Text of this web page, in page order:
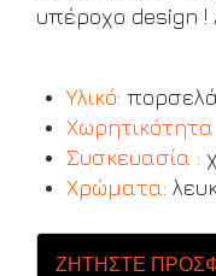
υπέροχο design !
Υλικό:
Χωρητικότητα
Συσκευασία :
Χρώματα:
ΖΗΤΗΣΤΕ